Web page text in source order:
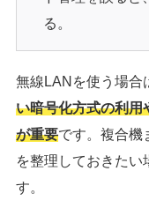
る。
無線LANを使う場合
い暗号化方式の利用
が重要です。複合機
を整理しておきたい
す。